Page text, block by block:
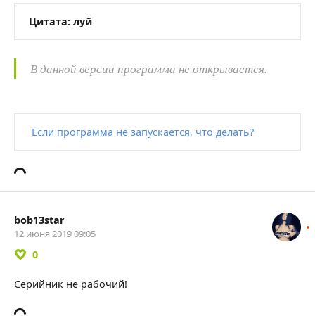
Цитата: луй
В данной версии программа не открывается.
Если программа не запускается, что делать?
bob13star
12 июня 2019 09:05
0
Серийник не рабочий!